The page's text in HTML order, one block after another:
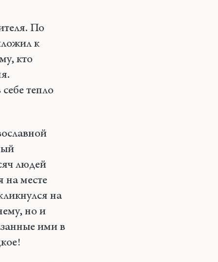
По
к
кто
тепло
людей
на месте
на
но и
ими в